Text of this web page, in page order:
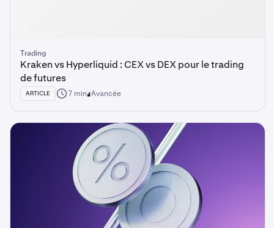
Trading
Kraken vs Hyperliquid : CEX vs DEX pour le trading
de futures
ARTICLE 7 min Avancée